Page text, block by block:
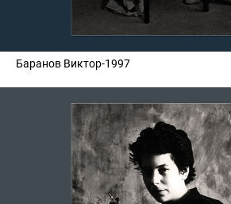
Баранов Виктор-1997